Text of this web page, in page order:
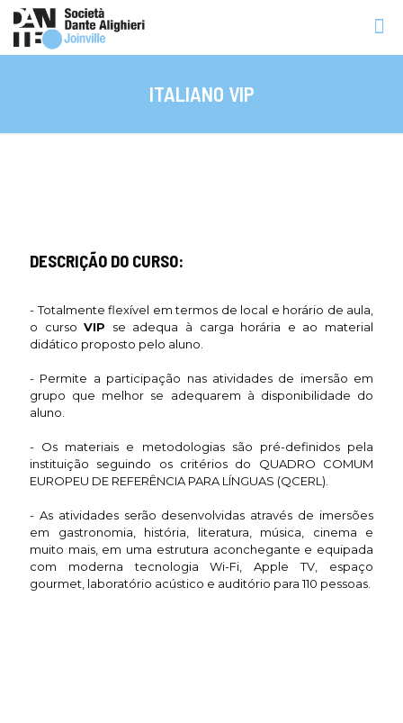
ITALIANO VIP
DESCRIÇÃO DO CURSO:
- Totalmente flexível em termos de local e horário de aula,
o cursoVIP se adequa à carga horária e ao material
didático proposto pelo aluno.
- Permite a participação nas atividades de imersão em
grupo que melhor se adequarem à disponibilidade do
aluno.
- Os materiais e metodologias são pré-definidos pela
instituição seguindo os critérios do QUADRO COMUM
EUROPEU DE REFERÊNCIA PARA LÍNGUAS (QCERL).
- As atividades serão desenvolvidas através de imersões
em gastronomia, história, literatura, música, cinema e
muito mais, em uma estrutura aconchegante e equipada
com moderna tecnologia Wi-Fi, Apple TV, espaço
gourmet, laboratório acústico e auditório para 110 pessoas.